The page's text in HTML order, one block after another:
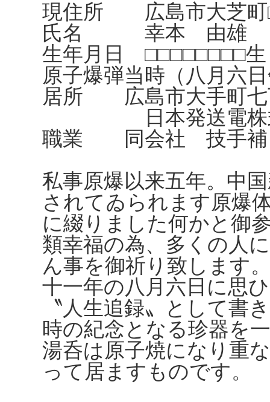
現住所 広島市大芝町
氏名 幸本 由雄
生年月日 □□□□□□□□生
原子爆弾当時（八月六
居所 広島市大手町七
日本発送電株式会
職業 同会社 技手補
私事原爆以来五年。中
されてゐられます原爆
に綴りました何かと御
類幸福の為、多くの人
ん事を御祈り致します
十一年の八月六日に思
〝人生追録〟として書
時の紀念となる珍器を
湯呑は原子焼になり重
って居ますものです。